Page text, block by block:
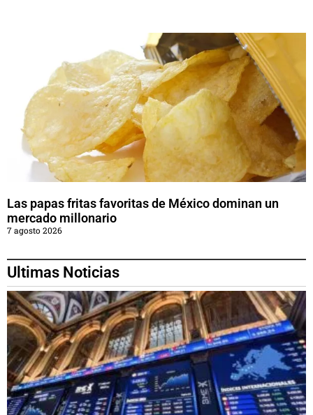
Las papas fritas favoritas de México dominan un
mercado millonario
7 agosto 2026
Ultimas Noticias